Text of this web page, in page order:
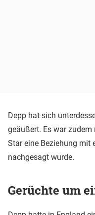
Depp hat sich
geäußert. Es war
Star eine Beziehung mit
nachgesagt wurde.
Gerüchte um